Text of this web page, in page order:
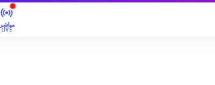
مباشر
LIVE